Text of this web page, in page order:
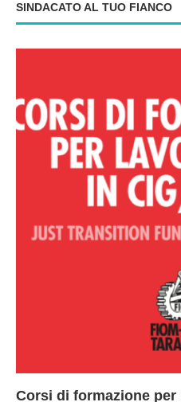
SINDACATO AL TUO FIANCO
Corsi di formazione